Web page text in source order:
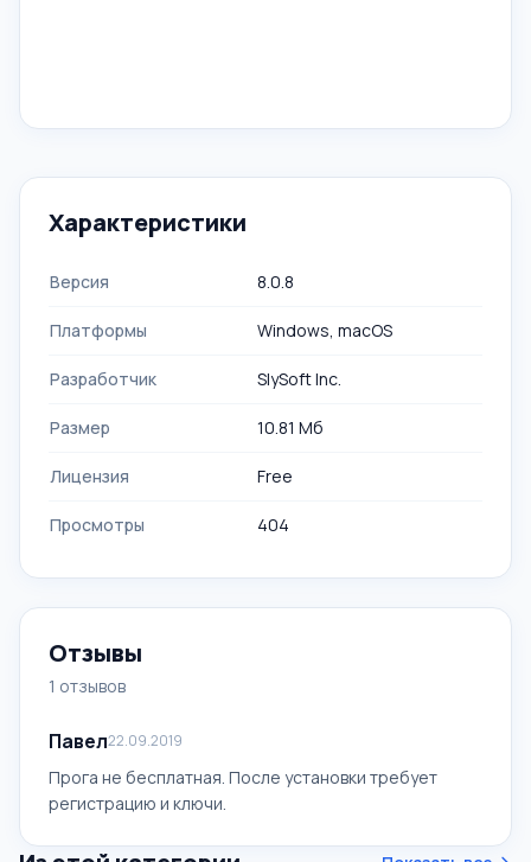
Характеристики
Версия 8.0.8
Платформы Windows, macOS
Разработчик SlySoft Inc.
Размер 10.81 Мб
Лицензия Free
Просмотры 404
Отзывы
1 отзывов
Павел22.09.2019
Прога не бесплатная. После установки требует
регистрацию и ключи.